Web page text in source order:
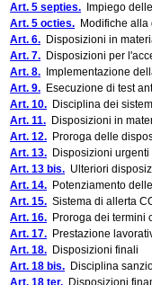
Art. 5 septies. Impiego
Art. 5 octies. Modifiche alla
Art. 6. Disposizioni in
Art. 7. Disposizioni per
Art. 8. Implementazione
Art. 9. Esecuzione di test
Art. 10. Disciplina dei
Art. 11. Disposizioni in
Art. 12. Proroga delle
Art. 13. Disposizioni
Art. 13 bis. Ulteriori
Art. 14. Potenziamento
Art. 15. Sistema di allerta
Art. 16. Proroga dei termini
Art. 17. Prestazione
Art. 18. Disposizioni finali
Art. 18 bis. Disciplina
Art. 18 ter. Disposizioni